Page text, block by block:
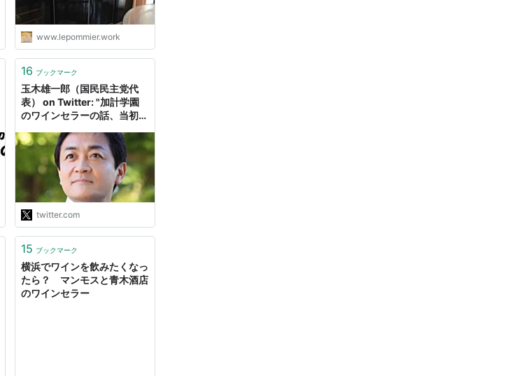
www.lepommier.work
16 ブックマーク
玉木雄一郎（国民民主党代
表） on Twitter: "加計学園
のワインセラーの話、当初か
感じてきたが、やはりガセネ
タの可能性も否定できない。
最新の設計図を入手して、慎
重に追求した方が良いと、昨
日、桜井座長や山井国対委員
長には伝えた。場合によって
は、巧妙な罠かもしれな
い。"
twitter.com
15 ブックマーク
横浜でワインを飲みたくなっ
たら？ マンモスと青木酒店
のワインセラー